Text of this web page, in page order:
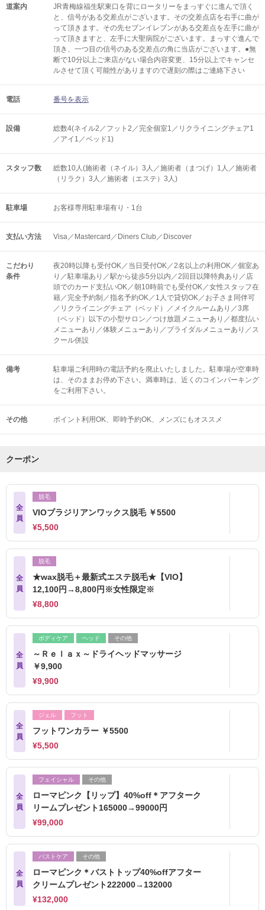
道案内
JR青梅線福生駅東口を背にロータリーをまっすぐに進んで頂く
と、信号がある交差点がございます。その交差点店を右手に曲が
って頂きます。その先セブンイレブンがある交差点を左手に曲が
って頂きますと、左手に大聖病院がございます。まっすぐ進んで
頂き、一つ目の信号のある交差点の角に当店がございます。●無
断で10分以上ご来店がない場合内容変更、15分以上でキャンセ
ルさせて頂く可能性がありますので遅刻の際はご連絡下さい
電話 番号を表示
設備
総数4(ネイル2／フット2／完全個室1／リクライニングチェア1
／アイ1／ベッド1)
スタッフ数
総数10人(施術者（ネイル）3人／施術者（まつげ）1人／施術者
（リラク）3人／施術者（エステ）3人)
駐車場 お客様専用駐車場有り・1台
支払い方法 Visa／Mastercard／Diners Club／Discover
こだわり
条件
夜20時以降も受付OK／当日受付OK／2名以上の利用OK／個室あ
り／駐車場あり／駅から徒歩5分以内／2回目以降特典あり／店
頭でのカード支払いOK／朝10時前でも受付OK／女性スタッフ在
籍／完全予約制／指名予約OK／1人で貸切OK／お子さま同伴可
／リクライニングチェア（ベッド）／メイクルームあり／3席
（ベッド）以下の小型サロン／つけ放題メニューあり／都度払い
メニューあり／体験メニューあり／ブライダルメニューあり／ス
クール併設
備考
駐車場ご利用時の電話予約を廃止いたしました。駐車場が空車時
は、そのままお停め下さい。満車時は、近くのコインパーキング
をご利用下さい。
その他 ポイント利用OK 即時予約OK メンズにもオススメ
クーポン
全
員
脱毛
VIOブラジリアンワックス脱毛 ￥5500
¥5,500
全
員
脱毛
★wax脱毛＋最新式エステ脱毛★【VIO】
12,100円→8,800円※女性限定※
¥8,800
全
員
ボディケア ヘッド その他
～Ｒｅｌａｘ～ドライヘッドマッサージ
￥9,900
¥9,900
全
員
ジェル フット
フットワンカラー ￥5500
¥5,500
全
員
フェイシャル その他
ローマピンク【リップ】40%off＊アフターク
リームプレゼント165000→99000円
¥99,000
全
員
バストケア その他
ローマピンク＊バストトップ40%offアフター
クリームプレゼント222000→132000
¥132,000